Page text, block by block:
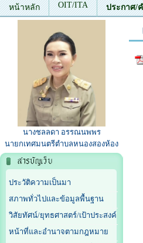
หน้าหลัก OIT/ITA ประกาศ/
ติดต่อเรา
นางชลลดา อรรณนพพร
นายกเทศมนตรีตำบลหนองสองห้อง
ประวัติความเป็นมา
สภาพทั่วไปและข้อมูลพื้นฐาน
วิสัยทัศน์/ยุทธศาสตร์/เป้าประสงค์
หน้าที่และอำนาจตามกฎหมาย